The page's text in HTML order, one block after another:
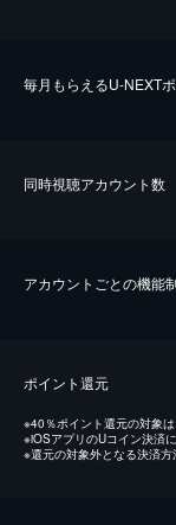
毎⽉もらえるU-NEXT
同時視聴アカウント数
アカウントごとの機能
ポイント還元
※40％ポイント還元の対象
※iOSアプリのUコイン決済
※還元の対象外となる決済